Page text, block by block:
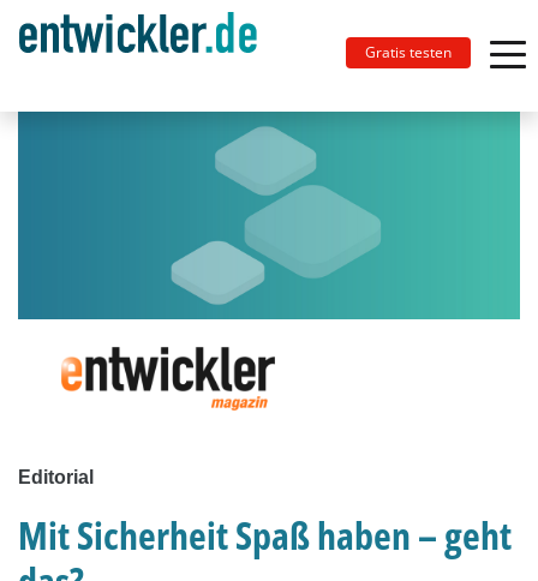
Gratis testen
Editorial
Mit Sicherheit Spaß haben – geht